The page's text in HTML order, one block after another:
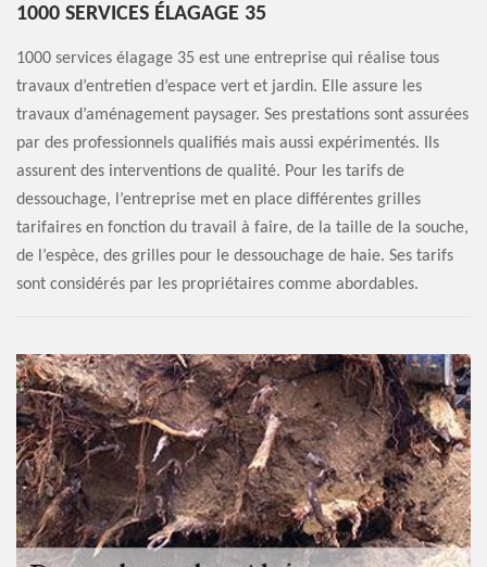
1000 SERVICES ÉLAGAGE 35
1000 services élagage 35 est une entreprise qui réalise tous
travaux d’entretien d’espace vert et jardin. Elle assure les
travaux d’aménagement paysager. Ses prestations sont assurées
par des professionnels qualifiés mais aussi expérimentés. Ils
assurent des interventions de qualité. Pour les tarifs de
dessouchage, l’entreprise met en place différentes grilles
tarifaires en fonction du travail à faire, de la taille de la souche,
de l’espèce, des grilles pour le dessouchage de haie. Ses tarifs
sont considérés par les propriétaires comme abordables.